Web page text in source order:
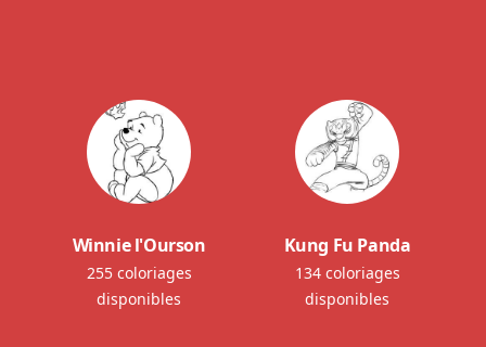
Winnie l'Ourson
255 coloriages
disponibles
Kung Fu Panda
134 coloriages
disponibles